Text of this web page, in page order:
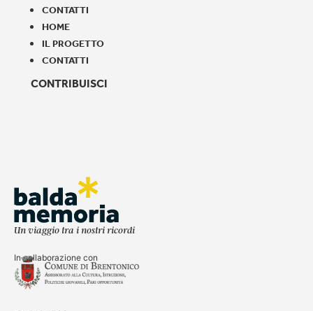
CONTATTI
HOME
IL PROGETTO
CONTATTI
CONTRIBUISCI
Un viaggio tra i nostri ricordi
In collaborazione con